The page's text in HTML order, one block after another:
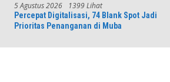
5 Agustus 2026 1399 Lihat
Percepat Digitalisasi, 74 Blank Spot Jadi
Prioritas Penanganan di Muba